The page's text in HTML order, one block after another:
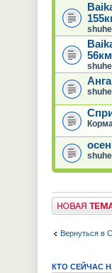
Новая тема
Вернуться в
КТО СЕЙЧАС